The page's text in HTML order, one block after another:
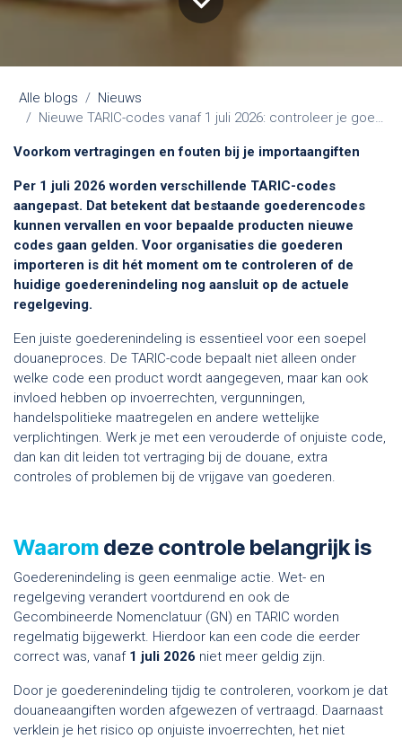
Alle blogs
Nieuws
Nieuwe TARIC-codes vanaf 1 juli 2026: controleer je goederenindeling op tijd
Voorkom vertragingen en fouten bij je importaangiften
Per 1 juli 2026 worden verschillende TARIC-codes
aangepast. Dat betekent dat bestaande goederencodes
kunnen vervallen en voor bepaalde producten nieuwe
codes gaan gelden. Voor organisaties die goederen
importeren is dit hét moment om te controleren of de
huidige goederenindeling nog aansluit op de actuele
regelgeving.
Een juiste goederenindeling is essentieel voor een soepel
douaneproces. De TARIC-code bepaalt niet alleen onder
welke code een product wordt aangegeven, maar kan ook
invloed hebben op invoerrechten, vergunningen,
handelspolitieke maatregelen en andere wettelijke
verplichtingen. Werk je met een verouderde of onjuiste code,
dan kan dit leiden tot vertraging bij de douane, extra
controles of problemen bij de vrijgave van goederen.
Waarom deze controle belangrijk is
Goederenindeling is geen eenmalige actie. Wet- en
regelgeving verandert voortdurend en ook de
Gecombineerde Nomenclatuur (GN) en TARIC worden
regelmatig bijgewerkt. Hierdoor kan een code die eerder
correct was, vanaf 1 juli 2026 niet meer geldig zijn.
Door je goederenindeling tijdig te controleren, voorkom je dat
douaneaangiften worden afgewezen of vertraagd. Daarnaast
verklein je het risico op onjuiste invoerrechten, het niet